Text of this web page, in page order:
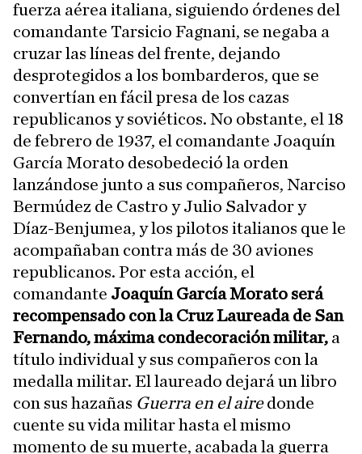
fuerza aérea italiana, siguiendo órdenes del
comandante Tarsicio Fagnani, se negaba a
cruzar las líneas del frente, dejando
desprotegidos a los bombarderos, que se
convertían en fácil presa de los cazas
republicanos y soviéticos. No obstante, el 18
de febrero de 1937, el comandante Joaquín
García Morato desobedeció la orden
lanzándose junto a sus compañeros, Narciso
Bermúdez de Castro y Julio Salvador y
Díaz-Benjumea, y los pilotos italianos que le
acompañaban contra más de 30 aviones
republicanos. Por esta acción, el
comandante Joaquín García Morato será
recompensado con la Cruz Laureada de San
Fernando,máxima condecoración militar, a
título individual y sus compañeros con la
medalla militar. El laureado dejará un libro
con sus hazañas Guerra en el airedonde
cuente su vida militar hasta el mismo
momento de su muerte, acabada la guerra